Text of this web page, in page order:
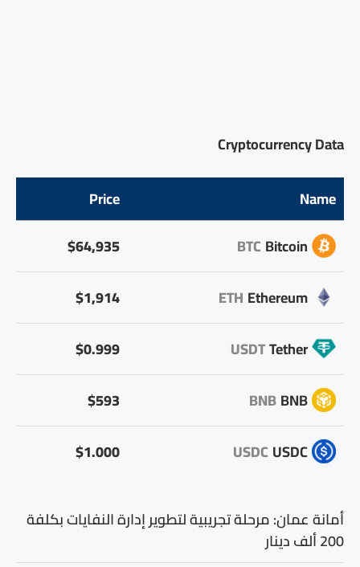
Cryptocurrency Data
Name
Price
Bitcoin
BTC
$64,935
Ethereum
ETH
$1,914
Tether
USDT
$0.999
BNB
BNB
$593
USDC
USDC
$1.000
أمانة عمان: مرحلة تجريبية لتطوير إدارة النفايات بكلفة
200 ألف دينار